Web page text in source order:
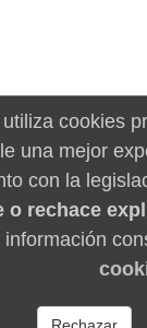
cookies
una mejor
con la
o rechace
información